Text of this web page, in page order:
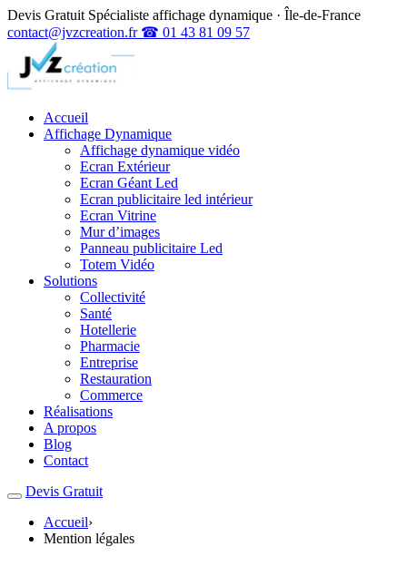
Devis Gratuit Spécialiste affichage dynamique · Île-de-France
contact@jvzcreation.fr ☎ 01 43 81 09 57
Accueil
Affichage Dynamique
Affichage dynamique vidéo
Ecran Extérieur
Ecran Géant Led
Ecran publicitaire led intérieur
Ecran Vitrine
Mur d’images
Panneau publicitaire Led
Totem Vidéo
Solutions
Collectivité
Santé
Hotellerie
Pharmacie
Entreprise
Restauration
Commerce
Réalisations
A propos
Blog
Contact
Devis Gratuit
Accueil›
Mention légales